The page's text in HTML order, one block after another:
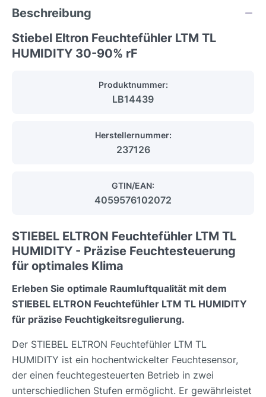
Beschreibung
Stiebel Eltron Feuchtefühler LTM TL
HUMIDITY 30-90% rF
Produktnummer:
LB14439
Herstellernummer:
237126
GTIN/EAN:
4059576102072
STIEBEL ELTRON Feuchtefühler LTM TL
HUMIDITY - Präzise Feuchtesteuerung
für optimales Klima
Erleben Sie optimale Raumluftqualität mit dem
STIEBEL ELTRON Feuchtefühler LTM TL HUMIDITY
für präzise Feuchtigkeitsregulierung.
Der STIEBEL ELTRON Feuchtefühler LTM TL
HUMIDITY ist ein hochentwickelter Feuchtesensor,
der einen feuchtegesteuerten Betrieb in zwei
unterschiedlichen Stufen ermöglicht. Er gewährleistet